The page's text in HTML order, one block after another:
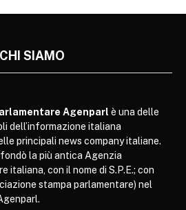
CHI SIAMO
Agenparl è una delle
dell’informazione italiana
principali news company italiane.
la più antica Agenzia
italiana, con il nome di S.P.E.; con
stampa parlamentare) nel